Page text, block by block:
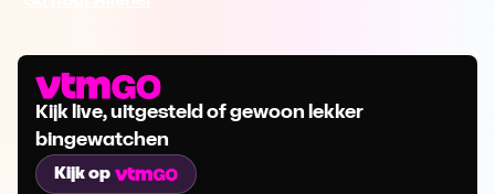
Kijk live, uitgesteld of gewoon lekker
bingewatchen
Kijk op